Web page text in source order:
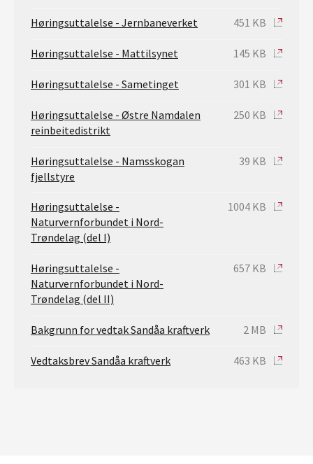
Høringsuttalelse - Jernbaneverket 451 KB
Høringsuttalelse - Mattilsynet 145 KB
Høringsuttalelse - Sametinget 301 KB
Høringsuttalelse - Østre Namdalen
reinbeitedistrikt
250 KB
Høringsuttalelse - Namsskogan
fjellstyre
39 KB
Høringsuttalelse -
Naturvernforbundet i Nord-
Trøndelag (del I)
1004 KB
Høringsuttalelse -
Naturvernforbundet i Nord-
Trøndelag (del II)
657 KB
Bakgrunn for vedtak Sandåa kraftverk 2 MB
Vedtaksbrev Sandåa kraftverk 463 KB